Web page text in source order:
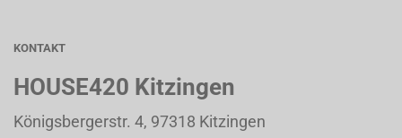
KONTAKT
HOUSE420 Kitzingen
Königsbergerstr. 4, 97318 Kitzingen